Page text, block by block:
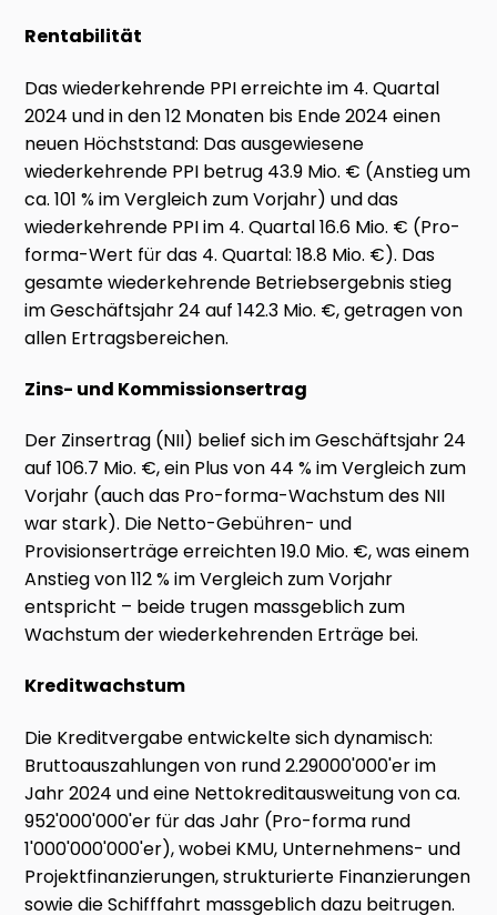
Rentabilität
Das wiederkehrende PPI erreichte im 4. Quartal
2024 und in den 12 Monaten bis Ende 2024 einen
neuen Höchststand: Das ausgewiesene
wiederkehrende PPI betrug 43.9 Mio. € (Anstieg um
ca. 101 % im Vergleich zum Vorjahr) und das
wiederkehrende PPI im 4. Quartal 16.6 Mio. € (Pro-
forma-Wert für das 4. Quartal: 18.8 Mio. €). Das
gesamte wiederkehrende Betriebsergebnis stieg
im Geschäftsjahr 24 auf 142.3 Mio. €, getragen von
allen Ertragsbereichen.
Zins- und Kommissionsertrag
Der Zinsertrag (NII) belief sich im Geschäftsjahr 24
auf 106.7 Mio. €, ein Plus von 44 % im Vergleich zum
Vorjahr (auch das Pro-forma-Wachstum des NII
war stark). Die Netto-Gebühren- und
Provisionserträge erreichten 19.0 Mio. €, was einem
Anstieg von 112 % im Vergleich zum Vorjahr
entspricht – beide trugen massgeblich zum
Wachstum der wiederkehrenden Erträge bei.
Kreditwachstum
Die Kreditvergabe entwickelte sich dynamisch:
Bruttoauszahlungen von rund 2.29000'000'er im
Jahr 2024 und eine Nettokreditausweitung von ca.
952'000'000'er für das Jahr (Pro-forma rund
1'000'000'000'er), wobei KMU, Unternehmens- und
Projektfinanzierungen, strukturierte Finanzierungen
sowie die Schifffahrt massgeblich dazu beitrugen.